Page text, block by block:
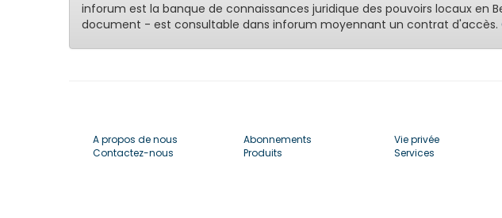
inforum est la banque de connaissances juridique des pouvoirs locaux
document - est consultable dans inforum moyennant un contrat d'accès.
A propos de nous
Contactez-nous
Abonnements
Produits
Vie privée
Services